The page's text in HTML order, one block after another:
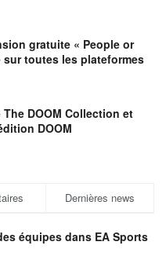
gratuite « People or
sur toutes les plateformes
DOOM Collection et
DOOM
Dernières news
équipes dans EA Sports